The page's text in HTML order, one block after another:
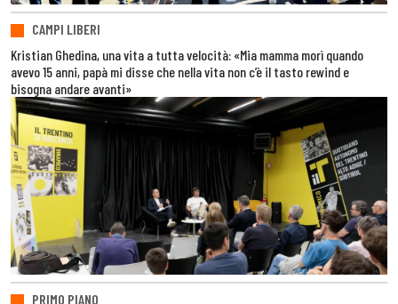
CAMPI LIBERI
Kristian Ghedina, una vita a tutta velocità: «Mia mamma morì quando
avevo 15 anni, papà mi disse che nella vita non c’è il tasto rewind e
bisogna andare avanti»
PRIMO PIANO